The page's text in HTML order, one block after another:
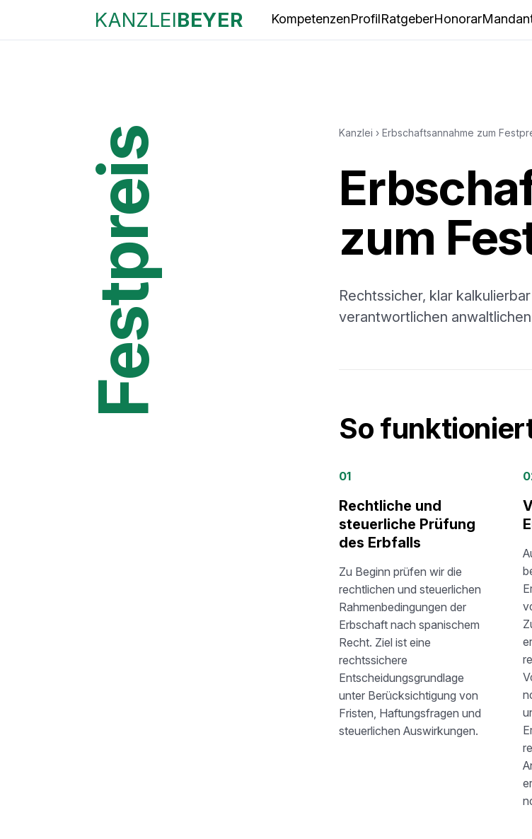
KANZLEIBEYER KompetenzenProfilRatgeberHonorar
Festpreis Kanzlei › Erbschaftsannahme zum
zum
Rechtssicher, klar
verantwortlichen
So
01
Rechtliche und
steuerliche Prüfung
des Erbfalls
Zu Beginn prüfen wir die
rechtlichen und steuerlichen
Rahmenbedingungen der
Erbschaft nach spanischem
Recht. Ziel ist eine
rechtssichere
Entscheidungsgrundlage
unter Berücksichtigung von
Fristen, Haftungsfragen und
steuerlichen Auswirkungen.